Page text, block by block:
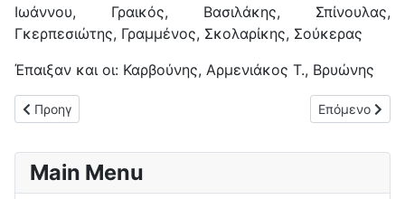
Ιωάννου, Γραικός, Βασιλάκης, Σπίνουλας,
Γκερπεσιώτης, Γραμμένος, Σκολαρίκης, Σούκερας
Έπαιξαν και οι: Καρβούνης, Αρμενιάκος Τ., Βρυώνης
Προηγούμενο άρθρο: Ισόπαλοι (1-1) ΑΟ Παξών και Αναγέννηση
Προηγ Επόμενο
Επόμενο
Main Menu